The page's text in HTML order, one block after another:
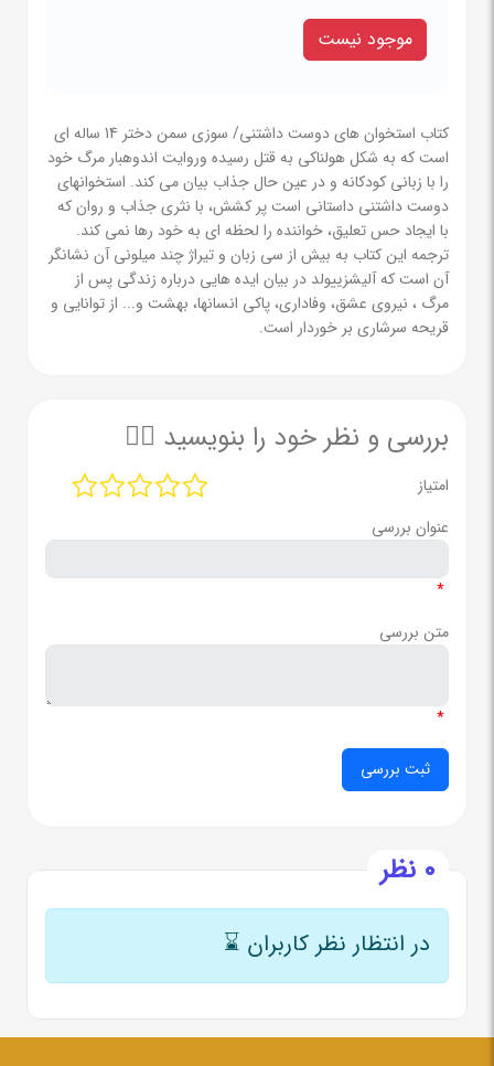
موجود نیست
کتاب استخوان های دوست داشتنی/ سوزی سمن دختر 14 ساله ای
است که به شکل هولناکی به قتل رسیده وروایت اندوهبار مرگ خود
را با زبانی کودکانه و در عین حال جذاب بیان می کند. استخوانهای
دوست داشتنی داستانی است پر کشش، با نثری جذاب و روان که
با ایجاد حس تعلیق، خواننده را لحظه ای به خود رها نمی کند.
ترجمه این کتاب به بیش از سی زبان و تیراژ چند میلونی آن نشانگر
آن است که آلیشزییولد در بیان ایده هایی درباره زندگی پس از
مرگ ، نیروی عشق، وفاداری، پاکی انسانها، بهشت و... از توانایی و
قریحه سرشاری بر خوردار است.
بررسی و نظر خود را بنویسید ✍🏻
امتیاز
عنوان بررسی
*
متن بررسی
*
0 نظر
در انتظار نظر کاربران ⌛